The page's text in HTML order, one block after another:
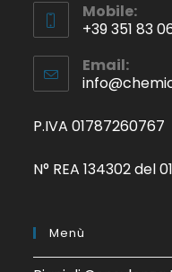
Mobile:
+39 351 83
Email:
P.IVA 01787260767
N° REA 134302 del
Menù